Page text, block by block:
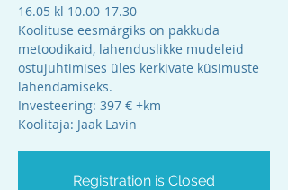
16.05 kl 10.00-17.30
Koolituse eesmärgiks on pakkuda
metoodikaid, lahenduslikke mudeleid
ostujuhtimises üles kerkivate küsimuste
lahendamiseks.
Investeering: 397 € +km
Koolitaja: Jaak Lavin
Registration is Closed